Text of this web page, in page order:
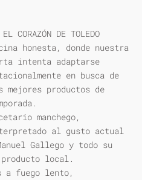
EL CORAZÓN DE TOLEDO
honesta, donde nuestra
intenta adaptarse
en busca de
mejores productos de
manchego,
al gusto actual
Gallego y todo su
local.
a fuego lento,